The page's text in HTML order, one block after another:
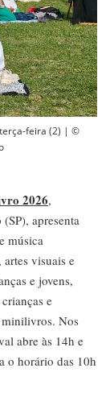
terça-feira (2) | ©
2026,
apresenta
música
visuais e
e jovens,
e
minilivros. Nos
abre às 14h e
o horário das 10h